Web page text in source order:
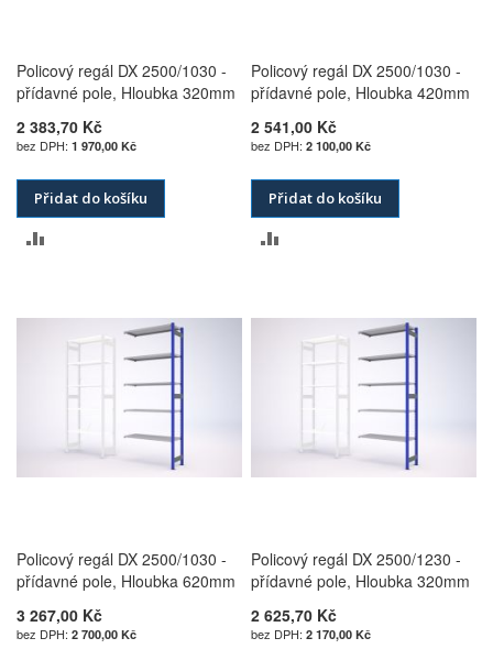
Policový regál DX 2500/1030 -
přídavné pole, Hloubka 320mm
2 383,70 Kč
1 970,00 Kč
Přidat do košíku
POROVNÁNÍ
Policový regál DX 2500/1030 -
přídavné pole, Hloubka 420mm
2 541,00 Kč
2 100,00 Kč
Přidat do košíku
POROVNÁNÍ
Policový regál DX 2500/1030 -
přídavné pole, Hloubka 620mm
3 267,00 Kč
2 700,00 Kč
Policový regál DX 2500/1230 -
přídavné pole, Hloubka 320mm
2 625,70 Kč
2 170,00 Kč